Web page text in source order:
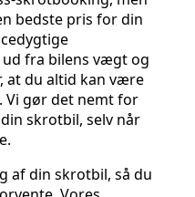
bedste pris for din
fra bilens vægt og
at du altid kan være
Vi gør det nemt for
skrotbil, selv når
af din skrotbil, så du